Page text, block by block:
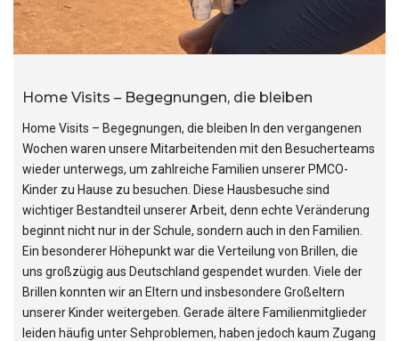
Home Visits – Begegnungen, die bleiben
Home Visits – Begegnungen, die bleiben In den vergangenen
Wochen waren unsere Mitarbeitenden mit den Besucherteams
wieder unterwegs, um zahlreiche Familien unserer PMCO-
Kinder zu Hause zu besuchen. Diese Hausbesuche sind
wichtiger Bestandteil unserer Arbeit, denn echte Veränderung
beginnt nicht nur in der Schule, sondern auch in den Familien.
Ein besonderer Höhepunkt war die Verteilung von Brillen, die
uns großzügig aus Deutschland gespendet wurden. Viele der
Brillen konnten wir an Eltern und insbesondere Großeltern
unserer Kinder weitergeben. Gerade ältere Familienmitglieder
leiden häufig unter Sehproblemen, haben jedoch kaum Zugang